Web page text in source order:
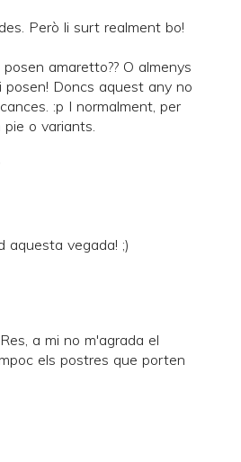
Però li surt realment bo!
amaretto?? O almenys
Doncs aquest any no
:p I normalment, per
o variants.
aquesta vegada! ;)
a mi no m'agrada el
els postres que porten